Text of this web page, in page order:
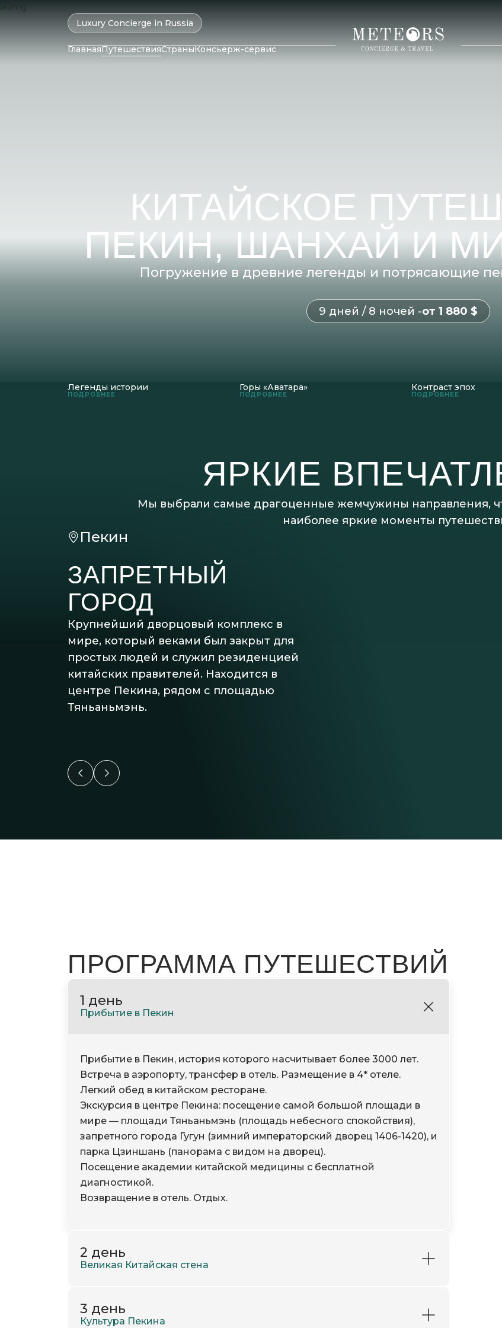
ГлавнаяПутешествияСтраныКонсьерж-сервис
Luxury Concierge in Russia
КИТАЙСКОЕ
ПЕКИН, ШАНХАЙ И
Погружение в древние легенды и потрясающие
9 дней / 8 ночей -от 1 880 $
Легенды истории
ПОДРОБНЕЕ
Горы «Аватара»
ПОДРОБНЕЕ
Контраст эпох
ПОДРОБНЕЕ
ЯРКИЕ
Мы выбрали самые драгоценные жемчужины направления,
наиболее яркие моменты
Пекин
ЗАПРЕТНЫЙ
ГОРОД
Крупнейший дворцовый комплекс в
мире, который веками был закрыт для
простых людей и служил резиденцией
китайских правителей. Находится в
центре Пекина, рядом с площадью
Тяньаньмэнь.
ПРОГРАММА ПУТЕШЕСТВИЙ
1 день
Прибытие в Пекин
Прибытие в Пекин, история которого насчитывает более 3000 лет.
Встреча в аэропорту, трансфер в отель. Размещение в 4* отеле.
Легкий обед в китайском ресторане.
Экскурсия в центре Пекина: посещение самой большой площади в
мире — площади Тяньаньмэнь (площадь небесного спокойствия),
запретного города Гугун (зимний императорский дворец 1406-1420), и
парка Цзиншань (панорама с видом на дворец).
Посещение академии китайской медицины с бесплатной
диагностикой.
Возвращение в отель. Отдых.
2 день
Великая Китайская стена
Завтрак в отеле.
3 день
Культура Пекина